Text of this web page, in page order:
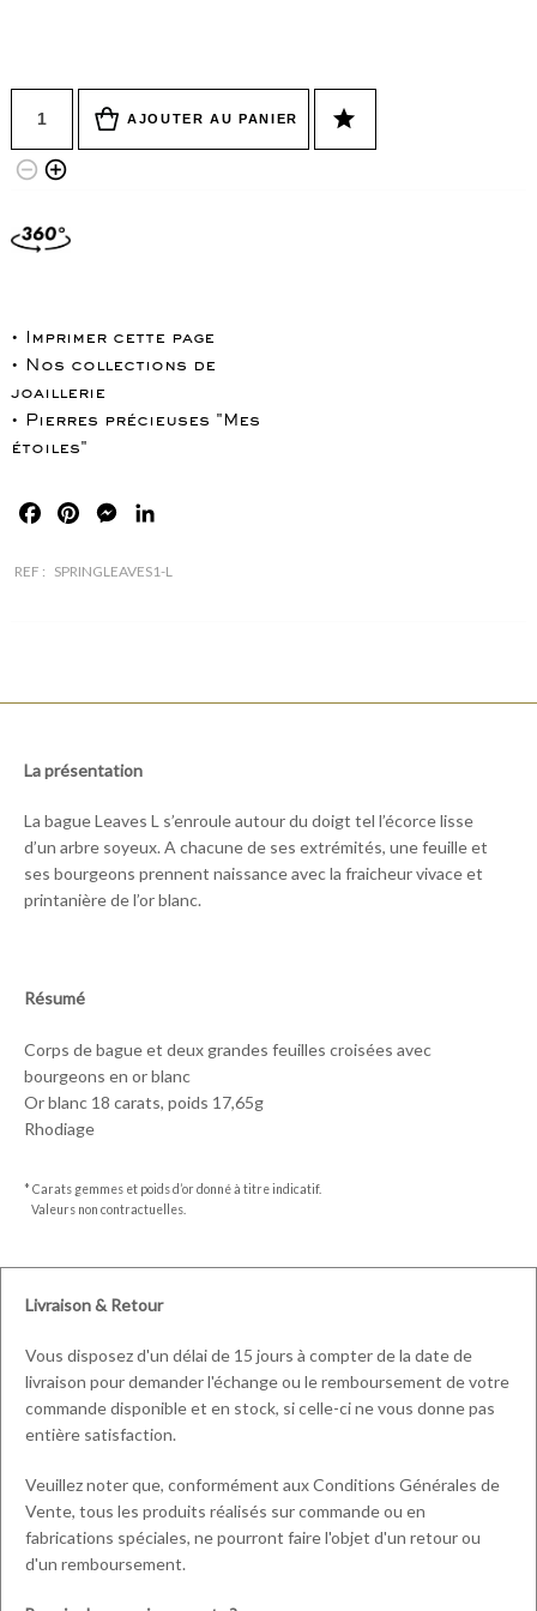
AJOUTER AU PANIER star
remove_circle_outline add_circle_outline
• Imprimer cette page
• Nos collections de
joaillerie
• Pierres précieuses "Mes
étoiles"
FacebookPinterestMessenger
REF : SPRINGLEAVES1-L
La présentation
La bague Leaves L s’enroule autour du doigt tel l’écorce lisse
d’un arbre soyeux. A chacune de ses extrémités, une feuille et
ses bourgeons prennent naissance avec la fraicheur vivace et
printanière de l’or blanc.
Résumé
Corps de bague et deux grandes feuilles croisées avec
bourgeons en or blanc
Or blanc 18 carats, poids 17,65g
Rhodiage
* Carats gemmes et poids d’or donné à titre indicatif.
Valeurs non contractuelles.
Livraison & Retour
Vous disposez d'un délai de 15 jours à compter de la date de
livraison pour demander l'échange ou le remboursement de votre
commande disponible et en stock, si celle-ci ne vous donne pas
entière satisfaction.
Veuillez noter que, conformément aux Conditions Générales de
Vente, tous les produits réalisés sur commande ou en
fabrications spéciales, ne pourront faire l'objet d'un retour ou
d'un remboursement.